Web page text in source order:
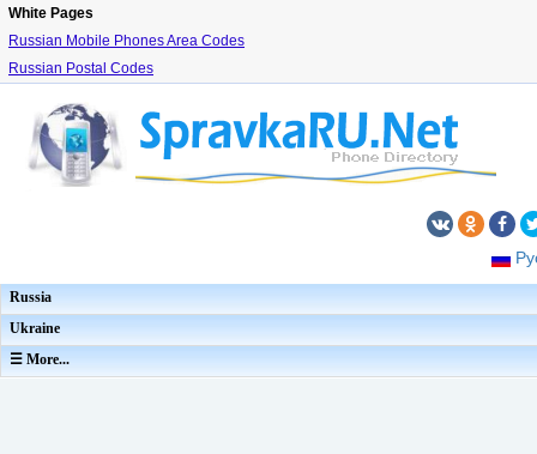
White Pages
Russian Mobile Phones Area Codes
Russian Postal Codes
Russia
Ukraine
☰ More...